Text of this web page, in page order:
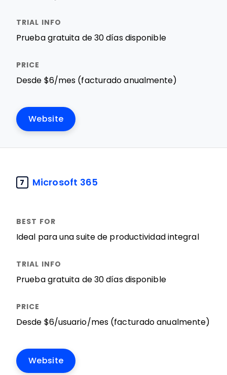
Prueba gratuita de 30 días disponible
Desde $6/mes (facturado anualmente)
Website
7 Microsoft 365
Ideal para una suite de productividad integral
Prueba gratuita de 30 días disponible
Desde $6/usuario/mes (facturado anualmente)
Website